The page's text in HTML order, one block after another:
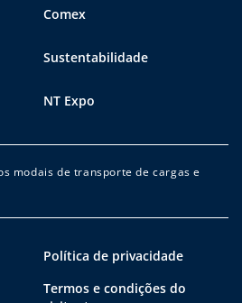
Comex
Sustentabilidade
NT Expo
modais de transporte de cargas e
Política de privacidade
Termos e condições do